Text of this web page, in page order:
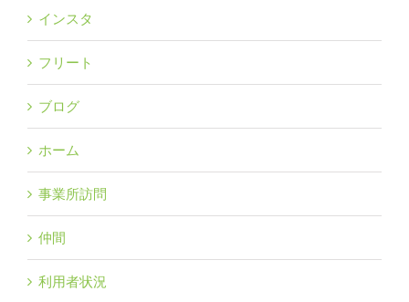
インスタ
フリート
ブログ
ホーム
事業所訪問
仲間
利用者状況